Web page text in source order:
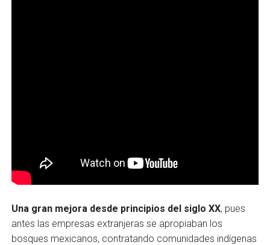
Una gran mejora desde principios del siglo XX, pues
antes las empresas extranjeras se apropiaban los
bosques mexicanos, contratando comunidades indígenas